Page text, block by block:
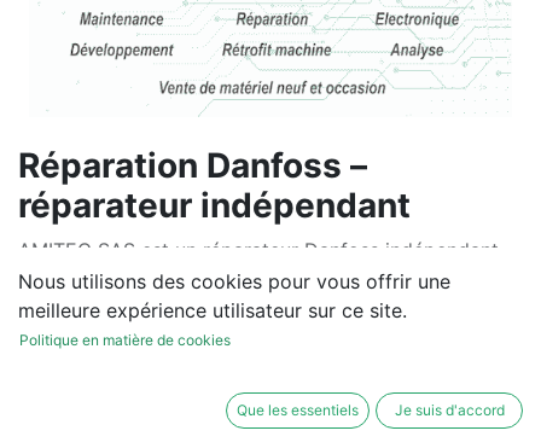
Réparation Danfoss –
réparateur indépendant
AMITEC SAS est un réparateur Danfoss indépendant
spécialisé dans la réparation, le dépannage et la
maintenance des équipements Danfoss. Nous
intervenons sur les variateurs, servovariateurs,
diagnostic précis, des tests fonctionnels et une remise
en service rapide. Nos interventions permettent de
Nous utilisons des cookies pour vous offrir une
meilleure expérience utilisateur sur ce site.
Politique en matière de cookies
Que les essentiels Je suis d'accord